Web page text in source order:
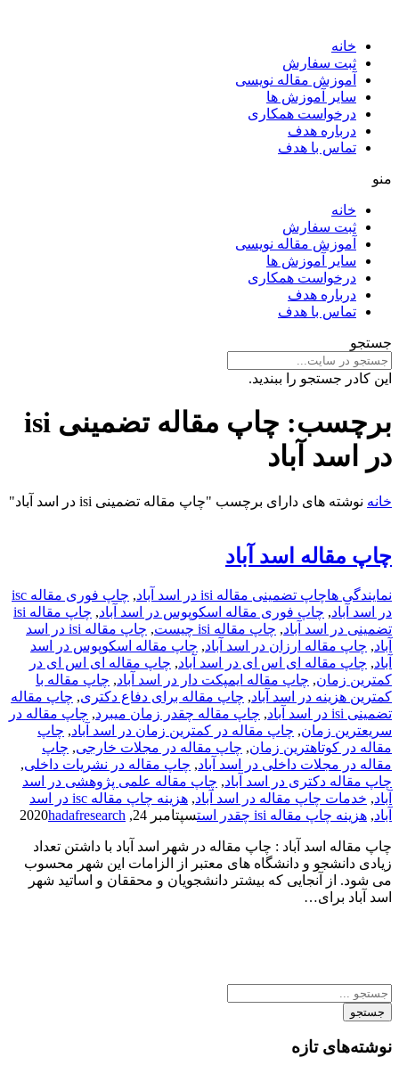
خانه
ثبت سفارش
آموزش مقاله نویسی
سایر آموزش ها
درخواست همکاری
درباره هدف
تماس با هدف
منو
خانه
ثبت سفارش
آموزش مقاله نویسی
سایر آموزش ها
درخواست همکاری
درباره هدف
تماس با هدف
جستجو
این کادر جستجو را ببندید.
برچسب:
چاپ مقاله تضمینی isi
در اسد آباد
خانه نوشته های دارای برچسب "چاپ مقاله تضمینی isi در اسد آباد"
چاپ مقاله اسد آباد
نمایندگی هاچاپ تضمینی مقاله isi در اسد آباد ,
چاپ فوری مقاله isc
در اسد آباد, چاپ فوری مقاله اسکوپوس در اسد آباد,
چاپ مقاله isi
تضمینی در اسد آباد, چاپ مقاله isi چیست ,
چاپ مقاله isi در اسد
آباد, چاپ مقاله ارزان در اسد آباد, چاپ مقاله اسکوپوس در اسد
آباد, چاپ مقاله ای اس ای در اسد آباد, چاپ مقاله ای اس ای در
کمترین زمان, چاپ مقاله ایمپکت دار در اسد آباد, چاپ مقاله با
کمترین هزینه در اسد آباد, چاپ مقاله برای دفاع دکتری, چاپ مقاله
تضمینی isi در اسد آباد
, چاپ مقاله چقدر زمان میبرد, چاپ مقاله در
سریعترین زمان, چاپ مقاله در کمترین زمان در اسد آباد, چاپ
مقاله در کوتاهترین زمان, چاپ مقاله در مجلات خارجی, چاپ
مقاله در مجلات داخلی در اسد آباد, چاپ مقاله در نشریات داخلی,
چاپ مقاله دکتری در اسد آباد, چاپ مقاله علمی پژوهشی در اسد
آباد, خدمات چاپ مقاله در اسد آباد,
هزینه چاپ مقاله isc در اسد
آباد, هزینه چاپ مقاله isi چقدر است سپتامبر 24, 2020 hadafresearch
چاپ مقاله اسد آباد : چاپ مقاله در شهر اسد آباد با داشتن تعداد
زیادی دانشجو و دانشگاه های معتبر از الزامات این شهر محسوب
می شود. از آنجایی که بیشتر دانشجویان و محققان و اساتید شهر
اسد آباد برای…
جستجو
نوشته‌های تازه